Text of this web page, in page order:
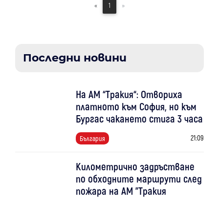
« 1 »
Последни новини
На АМ “Тракия“: Отвориха
платното към София, но към
Бургас чакането стига 3 часа
България 21:09
Километрично задръстване
по обходните маршрути след
пожара на АМ "Тракия